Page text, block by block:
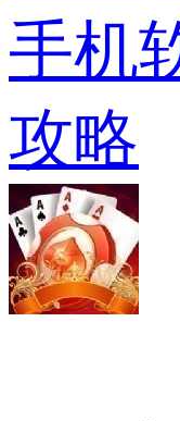
手机
攻略